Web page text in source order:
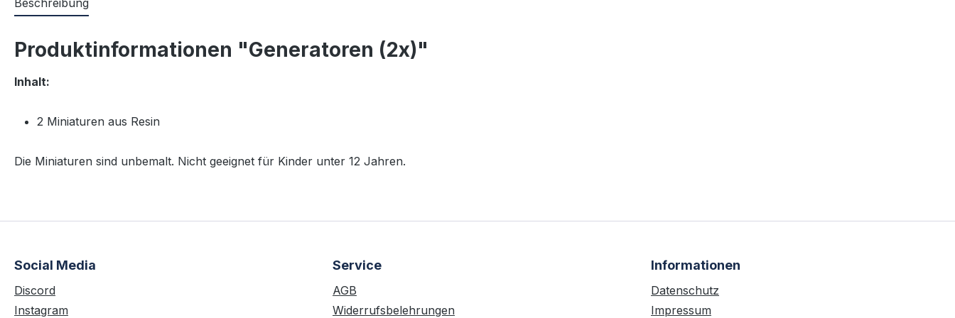
Beschreibung
Produktinformationen "Generatoren (2x)"
Inhalt:
2 Miniaturen aus Resin
Die Miniaturen sind unbemalt. Nicht geeignet für Kinder unter 12 Jahren.
Social Media
Discord
Instagram
Service
AGB
Widerrufsbelehrungen
Informationen
Datenschutz
Impressum